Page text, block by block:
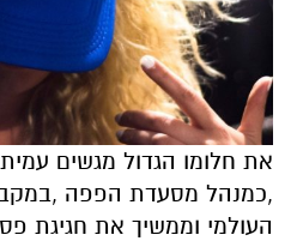
את חלומו הגדול מגשים
,כמנהל מסעדת הפפה
העולמי וממשיך את חגיגת